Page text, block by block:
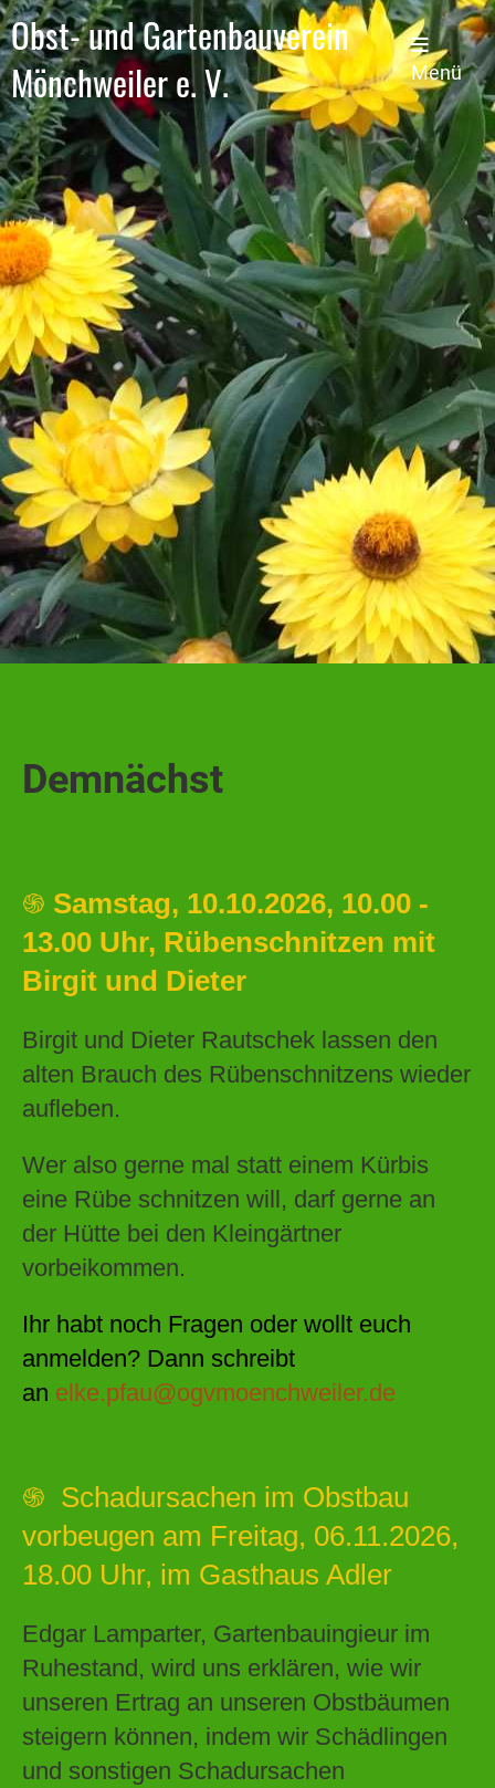
Obst- und Gartenbauverein
Mönchweiler e. V.
Menü
Demnächst
֍ Samstag, 10.10.2026, 10.00 -
13.00 Uhr, Rübenschnitzen mit
Birgit und Dieter
Birgit und Dieter Rautschek lassen den
alten Brauch des Rübenschnitzens wieder
aufleben.
Wer also gerne mal statt einem Kürbis
eine Rübe schnitzen will, darf gerne an
der Hütte bei den Kleingärtner
vorbeikommen.
Ihr habt noch Fragen oder wollt euch
anmelden? Dann schreibt
an elke.pfau@ogvmoenchweiler.de
֍ Schadursachen im Obstbau
vorbeugen am Freitag, 06.11.2026,
18.00 Uhr, im Gasthaus Adler
Edgar Lamparter, Gartenbauingieur im
Ruhestand, wird uns erklären, wie wir
unseren Ertrag an unseren Obstbäumen
steigern können, indem wir Schädlingen
und sonstigen Schadursachen